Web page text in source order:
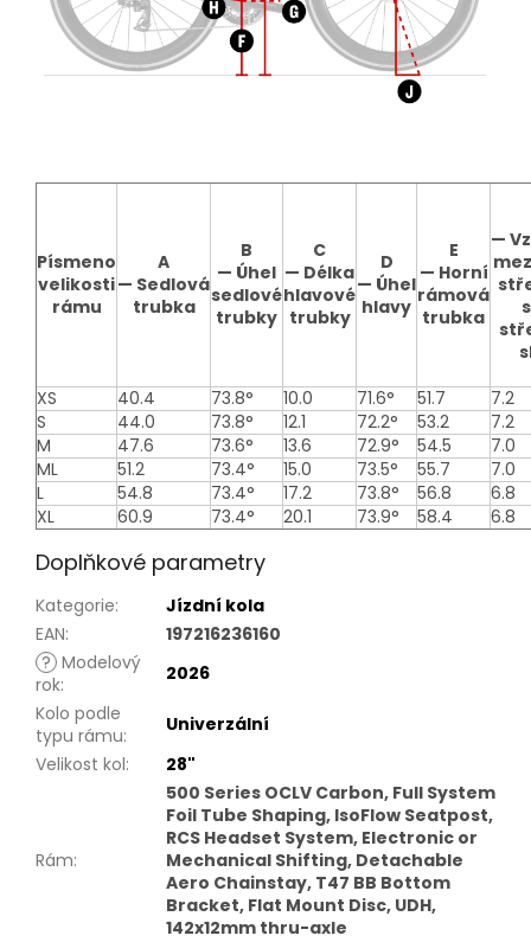
Písmeno
velikosti
rámu
A
— Sedlová
trubka
B
— Úhel
sedlové
trubky
C
— Délka
hlavové
trubky
D
— Úhel
hlavy
E
— Horní
rámová
trubka
—
XS
40.4 73.8° 10.0 71.6° 51.7
7.2
S
44.0 73.8° 12.1 72.2° 53.2
7.2
M
47.6 73.6° 13.6 72.9° 54.5
7.0
ML
51.2 73.4° 15.0 73.5° 55.7
7.0
L
54.8 73.4° 17.2 73.8° 56.8
6.8
XL
60.9 73.4° 20.1 73.9° 58.4 6.8
Doplňkové parametry
Kategorie:
Jízdní kola
EAN:
197216236160
? Modelový
rok:
2026
Kolo podle
typu rámu:
Univerzální
Velikost kol: 28"
Rám:
500 Series OCLV Carbon, Full System
Foil Tube Shaping, IsoFlow Seatpost,
RCS Headset System, Electronic or
Mechanical Shifting, Detachable
Aero Chainstay, T47 BB Bottom
Bracket, Flat Mount Disc, UDH,
142x12mm thru-axle